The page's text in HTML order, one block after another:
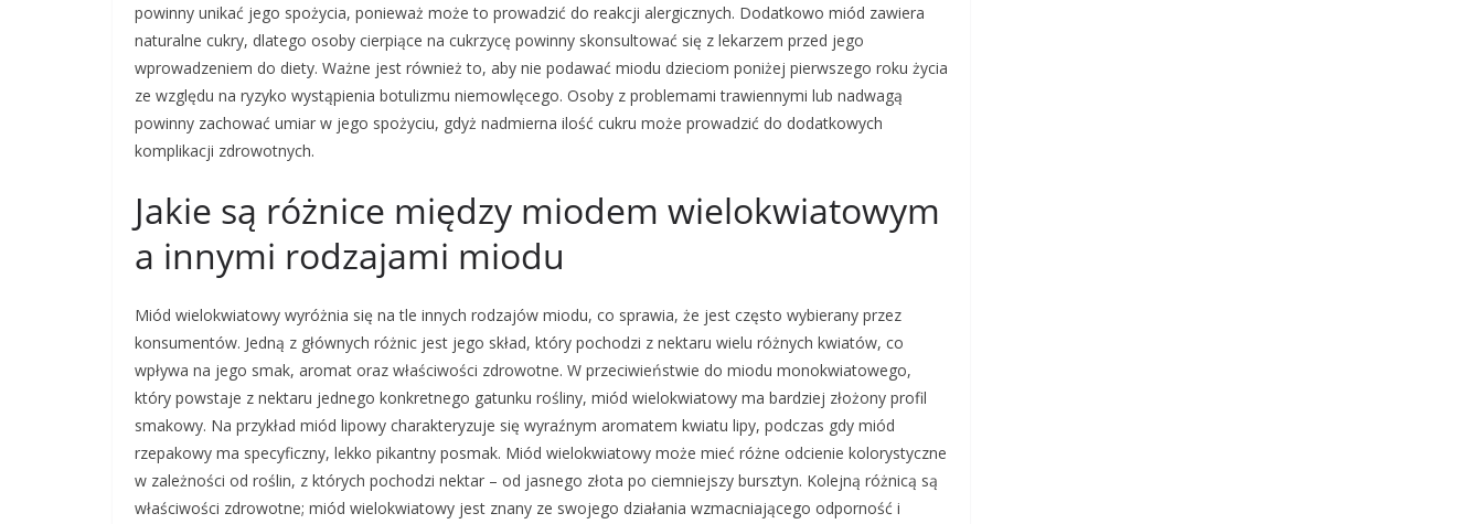
powinny unikać jego spożycia, ponieważ może to prowadzić do reakcji alergicznych. Dodatkowo miód zawiera
naturalne cukry, dlatego osoby cierpiące na cukrzycę powinny skonsultować się z lekarzem przed jego
wprowadzeniem do diety. Ważne jest również to, aby nie podawać miodu dzieciom poniżej pierwszego roku życia
ze względu na ryzyko wystąpienia botulizmu niemowlęcego. Osoby z problemami trawiennymi lub nadwagą
powinny zachować umiar w jego spożyciu, gdyż nadmierna ilość cukru może prowadzić do dodatkowych
komplikacji zdrowotnych.
Jakie są różnice między miodem wielokwiatowym
a innymi rodzajami miodu
Miód wielokwiatowy wyróżnia się na tle innych rodzajów miodu, co sprawia, że jest często wybierany przez
konsumentów. Jedną z głównych różnic jest jego skład, który pochodzi z nektaru wielu różnych kwiatów, co
wpływa na jego smak, aromat oraz właściwości zdrowotne. W przeciwieństwie do miodu monokwiatowego,
który powstaje z nektaru jednego konkretnego gatunku rośliny, miód wielokwiatowy ma bardziej złożony profil
smakowy. Na przykład miód lipowy charakteryzuje się wyraźnym aromatem kwiatu lipy, podczas gdy miód
rzepakowy ma specyficzny, lekko pikantny posmak. Miód wielokwiatowy może mieć różne odcienie kolorystyczne
w zależności od roślin, z których pochodzi nektar – od jasnego złota po ciemniejszy bursztyn. Kolejną różnicą są
właściwości zdrowotne; miód wielokwiatowy jest znany ze swojego działania wzmacniającego odporność i